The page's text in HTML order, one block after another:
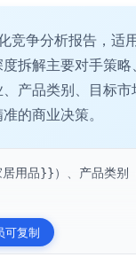
竞争分析报告，适
拆解主要对手策
产品类别、目标
的商业决策。
用品}}）、产品类
可复制